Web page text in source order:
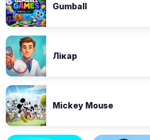
Gumball
Лікар
Mickey Mouse